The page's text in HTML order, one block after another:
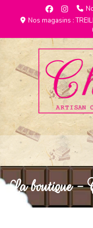
Nos magasins :
La boutique -